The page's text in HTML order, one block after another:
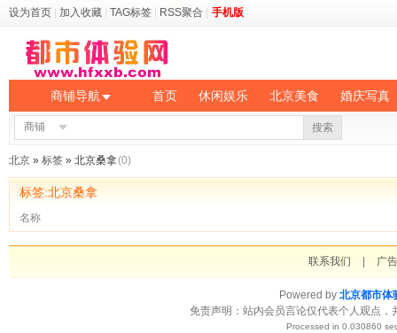
设为首页 加入收藏 TAG标签 RSS聚合 手机版
商铺导航 首页 休闲娱乐 北京美食 婚庆写真
商铺 搜索
北京 » 标签 » 北京桑拿(0)
标签:北京桑拿
名称
联系我们 广
Powered by 北京都市体
免责声明：站内会员言论仅代表个人观点
Processed in 0.030860